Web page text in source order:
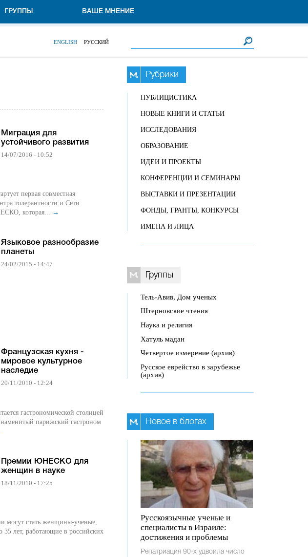
ГРУППЫ ВАШЕ МНЕНИЕ
ENGLISH РУССКИЙ
Миграция для
устойчивого развития
14/07/2016 - 10:52
первая совместная
толерантности и Сети
которая... →
Языковое разнообразие
планеты
24/02/2015 - 14:47
Французская кухня -
мировое культурное
наследие
20/11/2010 - 12:24
гастрономической столицей
парижский гастроном
Премии ЮНЕСКО для
женщин в науке
18/11/2010 - 17:25
могут стать женщины-ученые,
35 лет, работающие в российских
Рубрики
ПУБЛИЦИСТИКА
НОВЫЕ КНИГИ И СТАТЬИ
ИССЛЕДОВАНИЯ
ОБРАЗОВАНИЕ
ИДЕИ И ПРОЕКТЫ
КОНФЕРЕНЦИИ И СЕМИНАРЫ
ВЫСТАВКИ И ПРЕЗЕНТАЦИИ
ФОНДЫ, ГРАНТЫ, КОНКУРСЫ
ИМЕНА И ЛИЦА
Группы
Тель-Авив, Дом ученых
Штерновские чтения
Наука и религия
Хатуль мадан
Четвертое измерение (архив)
Русское еврейство в зарубежье
(архив)
Новое в блогах
Русскоязычные ученые и
специалисты в Израиле:
достижения и проблемы
Репатриация 90-х удвоила число